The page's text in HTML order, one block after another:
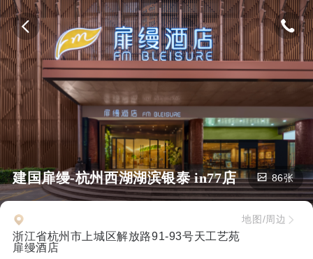
建国扉缦-杭州西湖湖滨银泰 in77店 86张
浙江省杭州市上城区解放路91-93号天工艺苑
扉缦酒店
地图/周边